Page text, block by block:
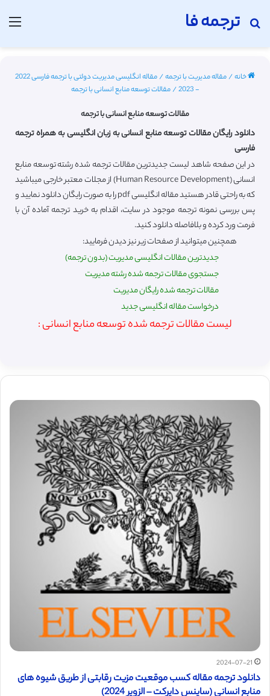
ترجمه فا
جستجو برای
خانه/مقاله مدیریت با ترجمه/
مقاله انگلیسی مدیریت دولتی با ترجمه فارسی 2022
- 2023
/مقالات توسعه منابع انسانی با ترجمه
مقالات توسعه منابع انسانی با ترجمه
دانلود رایگان مقالات توسعه منابع انسانی به زبان انگلیسی به همراه ترجمه
فارسی
در این صفحه شاهد لیست جدیدترین مقالات ترجمه شده رشته توسعه منابع
انسانی (Human Resource Development) از مجلات معتبر خارجی میباشید
که به راحتی قادر هستید مقاله انگلیسی pdf را به صورت رایگان دانلود نمایید و
پس بررسی نمونه ترجمه موجود در سایت، اقدام به خرید ترجمه آماده آن با
فرمت ورد کرده و بلافاصله دانلود کنید.
همچنین میتوانید از صفحات زیر نیز دیدن فرمایید:
جدیدترین مقالات انگلیسی مدیریت (بدون ترجمه)
جستجوی مقالات ترجمه شده رشته مدیریت
مقالات ترجمه شده رایگان مدیریت
درخواست مقاله انگلیسی جدید
لیست مقالات ترجمه شده توسعه منابع انسانی :
2024-07-21
دانلود ترجمه مقاله کسب موقعیت مزیت رقابتی از طریق شیوه های
منابع انسانی (ساینس دایرکت – الزویر 2024)